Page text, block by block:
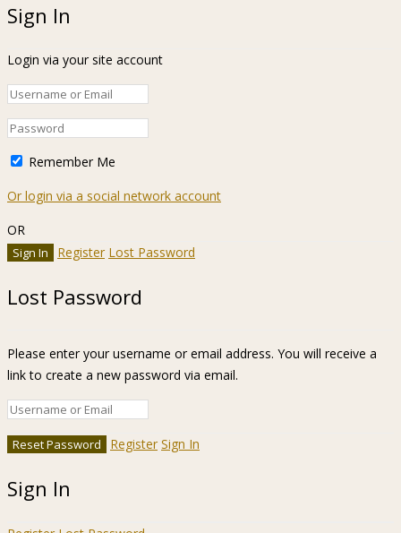
Sign In
Login via your site account
Remember Me
Or login via a social network account
OR
Register Lost Password
Lost Password
Please enter your username or email address. You will receive a
link to create a new password via email.
Register Sign In
Sign In